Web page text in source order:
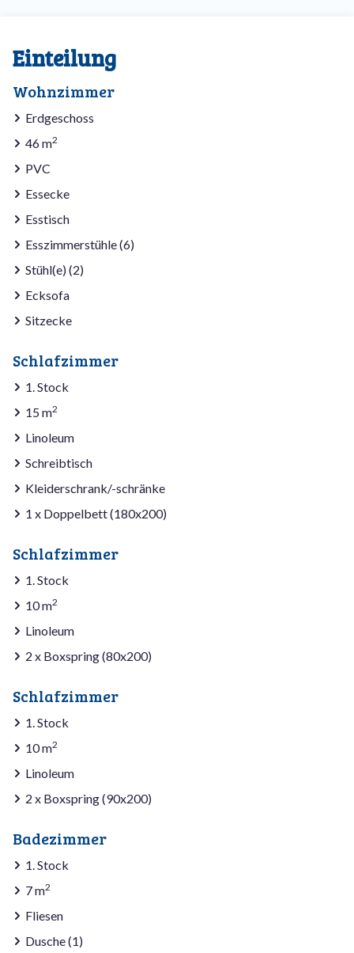
Einteilung
Wohnzimmer
Erdgeschoss
46 m2
PVC
Essecke
Esstisch
Esszimmerstühle (6)
Stühl(e) (2)
Ecksofa
Sitzecke
Schlafzimmer
1. Stock
15 m2
Linoleum
Schreibtisch
Kleiderschrank/-schränke
1 x Doppelbett (180x200)
Schlafzimmer
1. Stock
10 m2
Linoleum
2 x Boxspring (80x200)
Schlafzimmer
1. Stock
10 m2
Linoleum
2 x Boxspring (90x200)
Badezimmer
1. Stock
7 m2
Fliesen
Dusche (1)